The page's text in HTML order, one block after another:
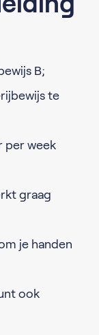
B;
te
per week
graag
je handen
ook